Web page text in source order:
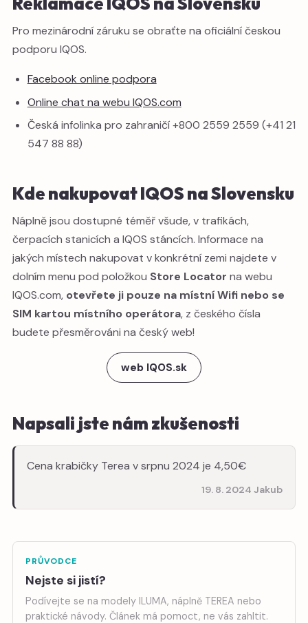
Pro mezinárodní záruku se obraťte na oficiální českou
podporu IQOS.
Facebook online podpora
Online chat na webu IQOS.com
Česká infolinka pro zahraničí +800 2559 2559 (+41 21
547 88 88)
Kde nakupovat IQOS na Slovensku
Náplně jsou dostupné téměř všude, v trafikách,
čerpacích stanicích a IQOS stáncích. Informace na
jakých místech nakupovat v konkrétní zemi najdete v
dolním menu pod položkou Store Locator na webu
IQOS.com, otevřete ji pouze na místní Wifi nebo se
SIM kartou místního operátora, z českého čísla
budete přesměrováni na český web!
web IQOS.sk
Napsali jste nám zkušenosti
Cena krabičky Terea v srpnu 2024 je 4,50€
19. 8. 2024 Jakub
PRŮVODCE
Nejste si jistí?
Podívejte se na modely ILUMA, náplně TEREA nebo
praktické návody. Článek má pomoct, ne vás zahltit.